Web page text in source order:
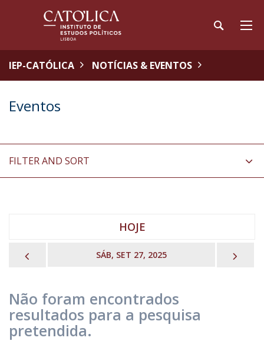
IEP-CATÓLICA NOTÍCIAS & EVENTOS
Eventos
FILTER AND SORT
HOJE
SÁB, SET 27, 2025
Não foram encontrados
resultados para a pesquisa
pretendida.